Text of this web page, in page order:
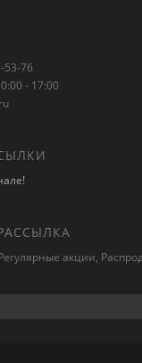
53-76
- 17:00
акции,